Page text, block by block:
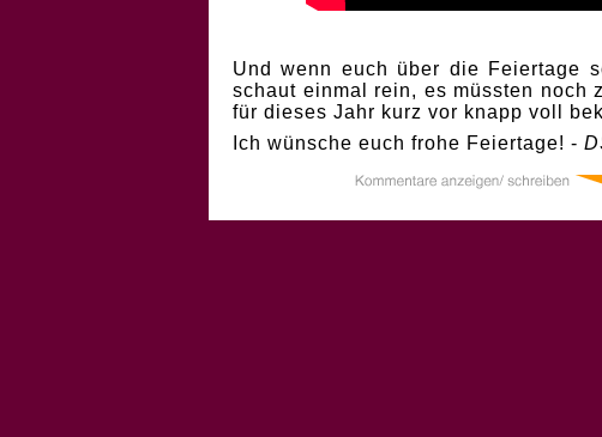
Und wenn euch über die Feiertage
schaut einmal rein, es müssten noch
für dieses Jahr kurz vor knapp voll
Ich wünsche euch frohe Feiertage! -